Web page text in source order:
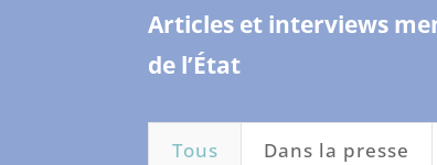
Articles et interviews
de l’État
Tous Dans la presse